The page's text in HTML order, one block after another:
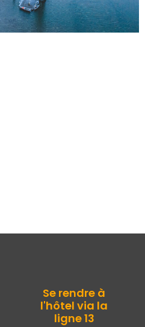
Se rendre à
l'hôtel via la
ligne 13